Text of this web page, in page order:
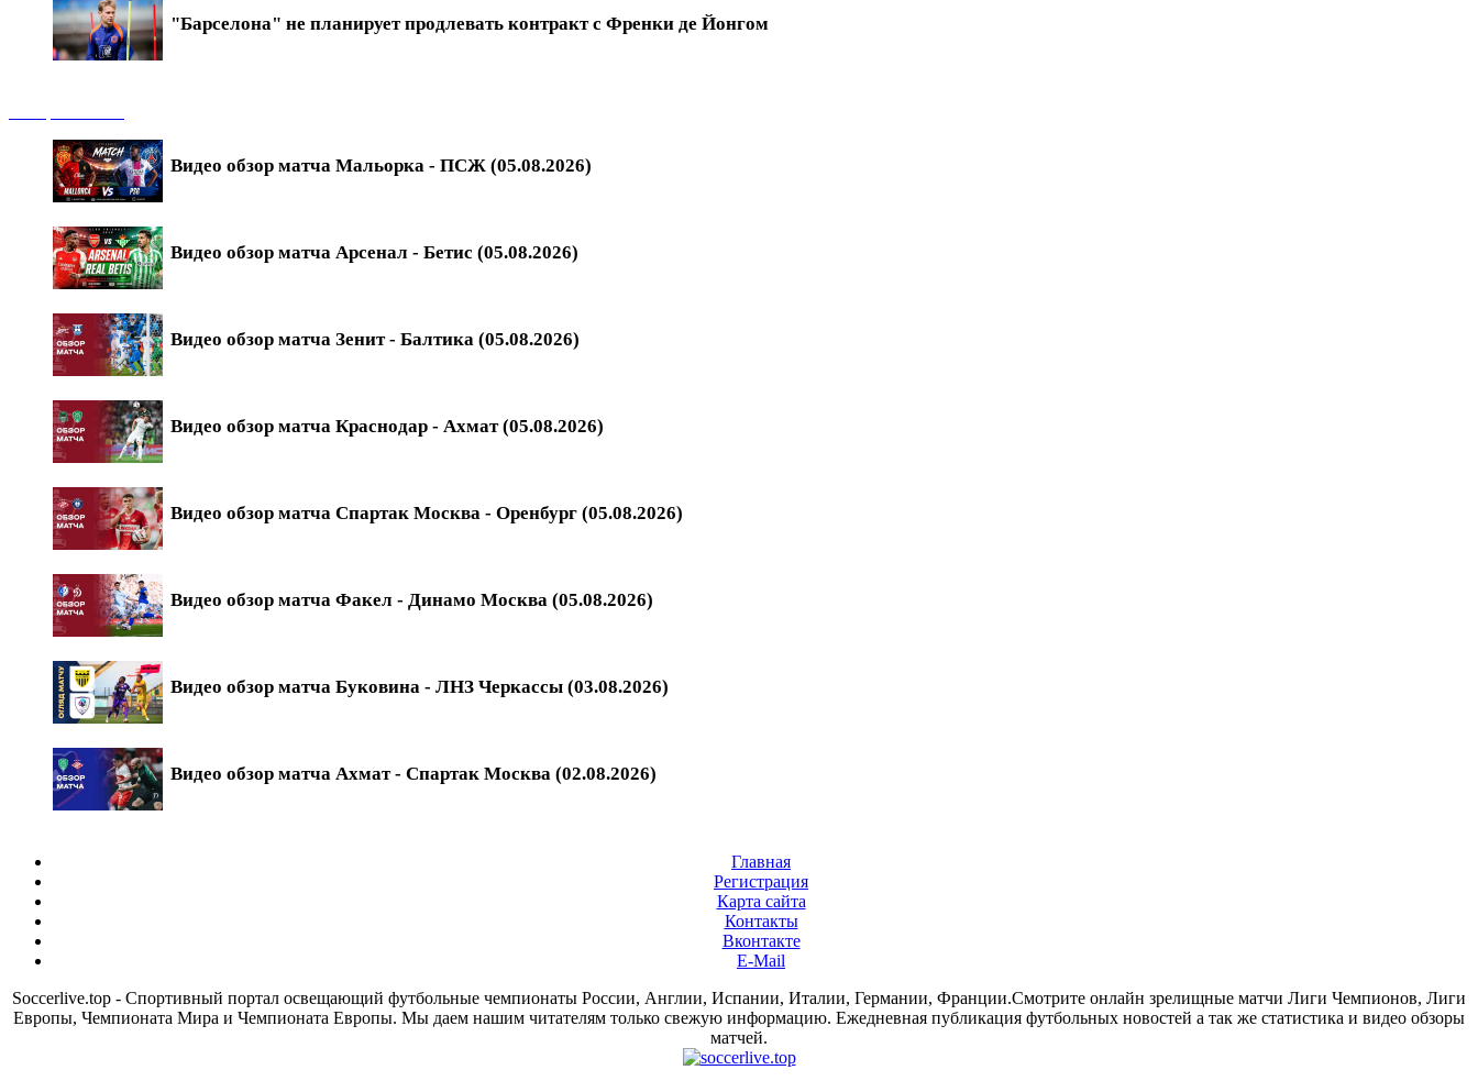
"Барселона" не планирует продлевать контракт с Френки де Йонгом
Видео обзор матча Мальорка - ПСЖ (05.08.2026)
Видео обзор матча Арсенал - Бетис (05.08.2026)
Видео обзор матча Зенит - Балтика (05.08.2026)
Видео обзор матча Краснодар - Ахмат (05.08.2026)
Видео обзор матча Спартак Москва - Оренбург (05.08.2026)
Видео обзор матча Факел - Динамо Москва (05.08.2026)
Видео обзор матча Буковина - ЛНЗ Черкассы (03.08.2026)
Видео обзор матча Ахмат - Спартак Москва (02.08.2026)
Главная
Регистрация
Карта сайта
Контакты
Вконтакте
E-Mail
Soccerlive.top - Спортивный портал освещающий футбольные чемпионаты России, Англии, Испании, Италии, Германии, Франции.Смотрите онлайн зрелищные матчи Лиги Чемпионов, Лиги
Европы, Чемпионата Мира и Чемпионата Европы. Мы даем нашим читателям только свежую информацию. Ежедневная публикация футбольных новостей а так же статистика и видео обзоры
матчей.